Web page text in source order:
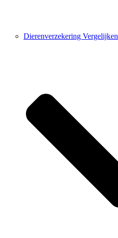
Dierenverzekering Vergelijken